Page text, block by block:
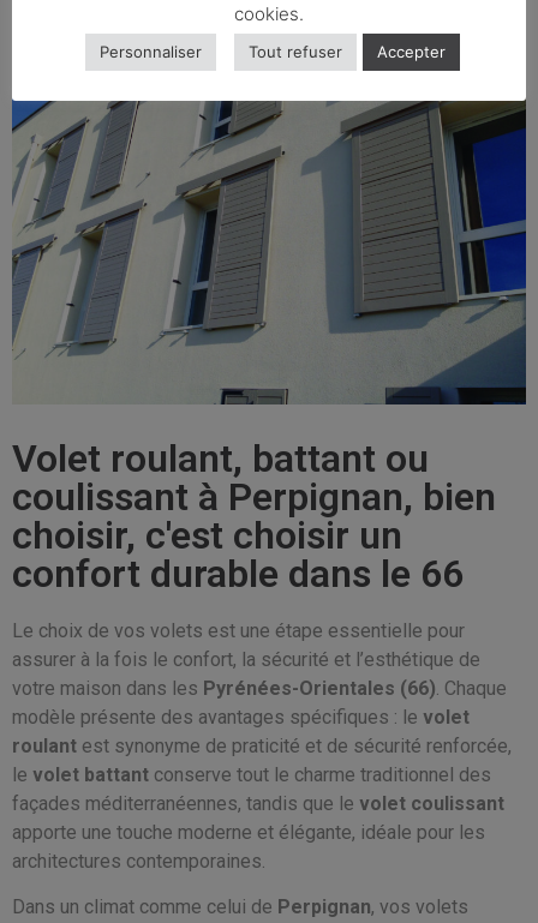
Volet roulant, battant ou
coulissant à Perpignan, bien
choisir, c'est choisir un
confort durable dans le 66
Le choix de vos volets est une étape essentielle pour
assurer à la fois le confort, la sécurité et l’esthétique de
votre maison dans les Pyrénées-Orientales (66) . Chaque
modèle présente des avantages spécifiques : le volet
roulant est synonyme de praticité et de sécurité renforcée,
le volet battant conserve tout le charme traditionnel des
façades méditerranéennes, tandis que le volet coulissant
apporte une touche moderne et élégante, idéale pour les
architectures contemporaines.
Dans un climat comme celui de Perpignan, vos volets
cookies.
Personnaliser Tout refuser Accepter